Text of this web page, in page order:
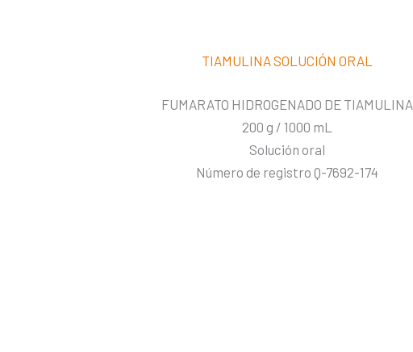
TIAMULINA SOLUCIÓN ORAL
FUMARATO HIDROGENADO DE TIAMULINA
200 g / 1000 mL
Solución oral
Número de registro Q-7692-174